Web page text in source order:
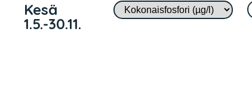
Kesä
1.5.-30.11.